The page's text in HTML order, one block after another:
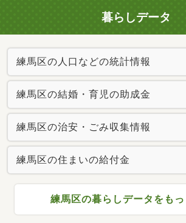
暮らしデータ
練馬区の人口などの統計情報
練馬区の結婚・育児の助成金
練馬区の治安・ごみ収集情報
練馬区の住まいの給付金
練馬区の暮らしデータをも